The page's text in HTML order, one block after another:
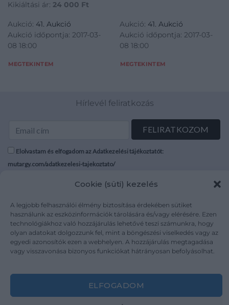
Cookie (süti) kezelés
A legjobb felhasználói élmény biztosítása érdekében sütiket
használunk az eszközinformációk tárolására és/vagy elérésére. Ezen
technológiákhoz való hozzájárulás lehetővé teszi számunkra, hogy
olyan adatokat dolgozzunk fel, mint a böngészési viselkedés vagy az
egyedi azonosítók ezen a webhelyen. A hozzájárulás megtagadása
vagy visszavonása bizonyos funkciókat hátrányosan befolyásolhat.
ELFOGADOM
Kikiáltási ár: 24 000 Ft
Aukció: 41. Aukció
Aukció időpontja: 2017-03-
08 18:00
MEGTEKINTEM
Aukció: 41. Aukció
Aukció időpontja: 2017-03-
08 18:00
MEGTEKINTEM
Hírlevél feliratkozás
Elolvastam és elfogadom az Adatkezelési tájékoztatót:
mutargy.com/adatkezelesi-tajekoztato/
Médiaajánlat
Karrier
Kapcsolat
Áraink
ÁSZF
Adatvédelem
Impresszum